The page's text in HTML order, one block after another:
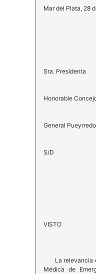
Mar del Plata, 28
Sra. Presidenta
Honorable
General
S/D
VISTO
La relevancia
Médica de